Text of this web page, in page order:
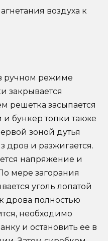
воздуха к
ручном режиме
закрывается
решетка засыпается
бункер топки также
зоной дутья
дров и разжигается.
напряжение и
мере загорания
уголь лопатой
дрова полностью
необходимо
и остановить ее в